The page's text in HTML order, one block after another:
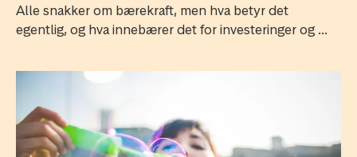
Alle snakker om bærekraft, men hva betyr det
egentlig, og hva innebærer det for investeringer og ...